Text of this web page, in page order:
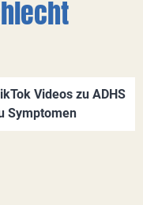
Videos zu ADHS
Symptomen